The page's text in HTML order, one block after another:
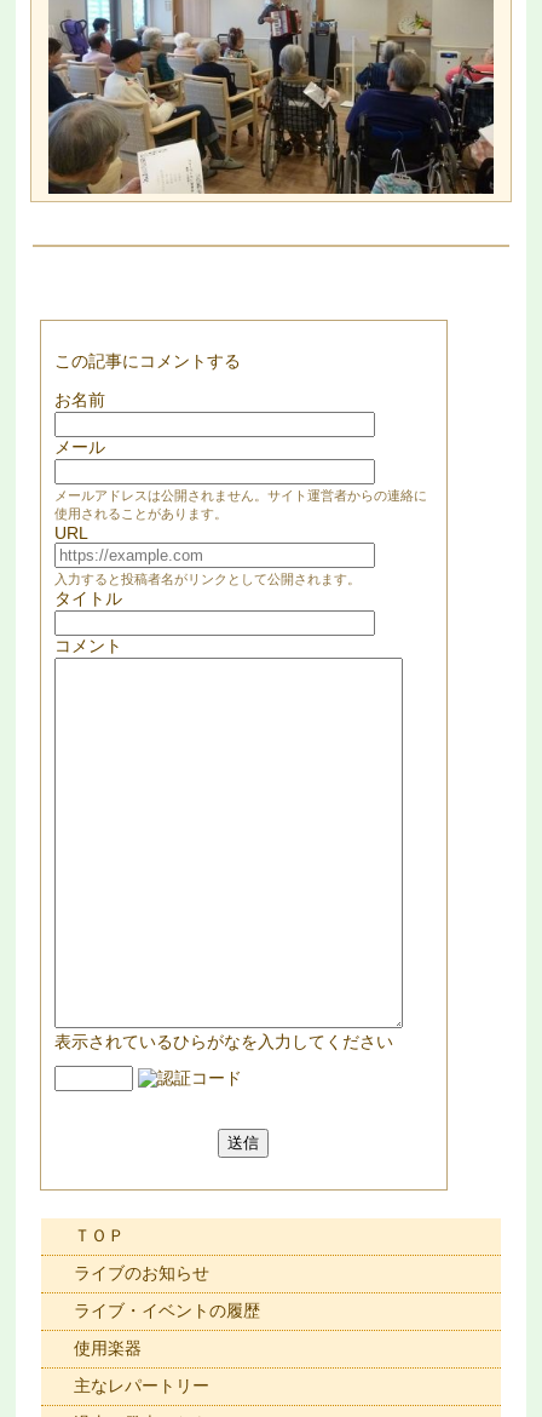
この記事にコメントする
お名前
メール
メールアドレスは公開されません。サイト運営者からの連絡に
使用されることがあります。
URL
入力すると投稿者名がリンクとして公開されます。
タイトル
コメント
表示されているひらがなを入力してください
ＴＯＰ
ライブのお知らせ
ライブ・イベントの履歴
使用楽器
主なレパートリー